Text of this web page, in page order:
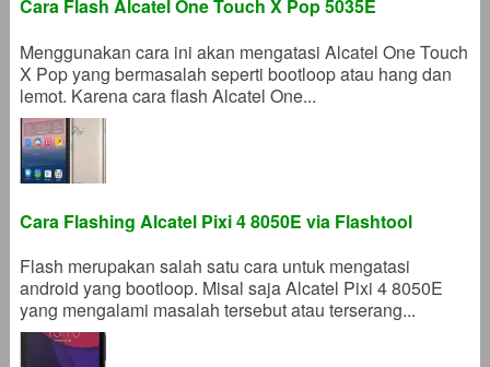
Cara Flash Alcatel One Touch X Pop 5035E
Menggunakan cara ini akan mengatasi Alcatel One Touch
X Pop yang bermasalah seperti bootloop atau hang dan
lemot. Karena cara flash Alcatel One...
Cara Flashing Alcatel Pixi 4 8050E via Flashtool
Flash merupakan salah satu cara untuk mengatasi
android yang bootloop. Misal saja Alcatel Pixi 4 8050E
yang mengalami masalah tersebut atau terserang...